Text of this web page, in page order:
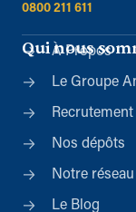
0800 211 611
Qui nous
À Propos
Le Groupe
Recrutement
Nos dépôts
Notre
Le Blog